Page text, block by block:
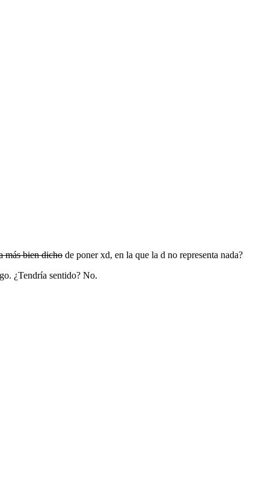
más bien dicho de poner xd, en la que la d no representa nada?
¿Tendría sentido? No.